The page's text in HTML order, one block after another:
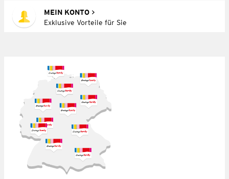
MEIN KONTO
Exklusive Vorteile für Sie